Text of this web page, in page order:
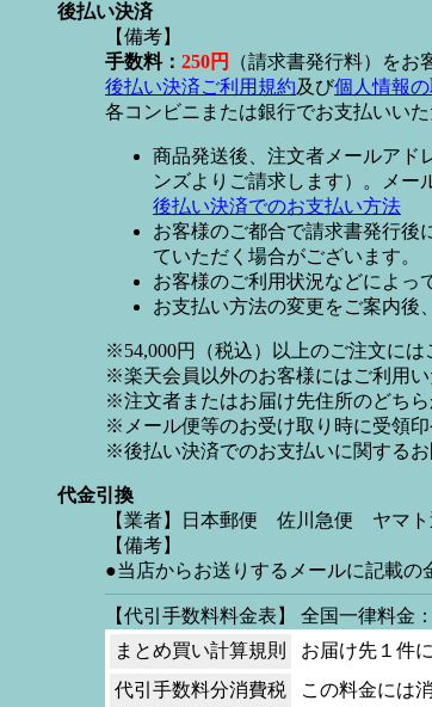
後払い決済
【備考】
手数料： 250円
（請求書発行料）をお
後払い決済ご利用規約及び個人情報
各コンビニまたは銀行でお支払いいた
商品発送後、注文者メールアド
ンズよりご請求します）。メー
後払い決済でのお支払い方法
お客様のご都合で請求書発行後
ていただく場合がございます。
お客様のご利用状況などによっ
お支払い方法の変更をご案内後
※54,000円（税込）以上のご注文には
※楽天会員以外のお客様にはご利用い
※注文者またはお届け先住所のどち
※メール便等のお受け取り時に受領
※後払い決済でのお支払いに関する
代金引換
【業者】日本郵便 佐川急便 ヤマト
【備考】
●当店からお送りするメールに記載
【代引手数料料金表】 全国一律料金
まとめ買い計算規則
お届け先１件
代引手数料分消費税
この料金には